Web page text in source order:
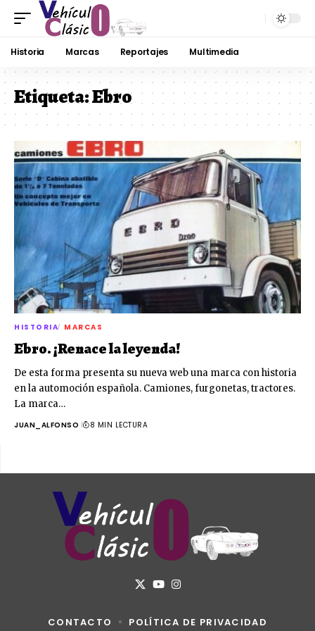
Historia Marcas Reportajes Multimedia
Etiqueta:Ebro
HISTORIA MARCAS
Ebro. ¡Renace la leyenda!
De esta forma presenta su nueva web una marca con historia
en la automoción española. Camiones, furgonetas, tractores.
La marca…
JUAN_ALFONSO 8 MIN LECTURA
CONTACTO POLÍTICA DE PRIVACIDAD